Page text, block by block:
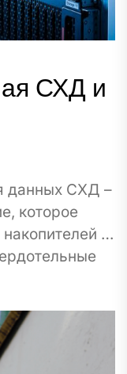
СХД и
данных СХД –
которое
и